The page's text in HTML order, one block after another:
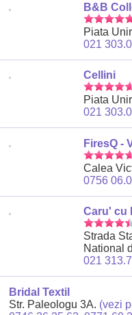
B&B
Piata
021
Cellini
Piata
021
FiresQ -
Calea
0756
Caru' cu
Strada
National
021
Bridal Textil
Str. Paleologu 3A. (vezi